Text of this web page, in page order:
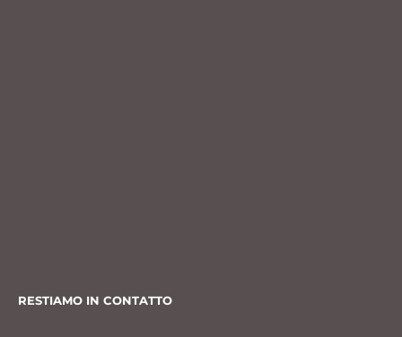
RESTIAMO IN CONTATTO